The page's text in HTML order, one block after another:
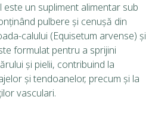
este un supliment alimentar sub
pulbere și cenușă din
calului (Equisetum arvense) și
formulat pentru a sprijini
și pielii, contribuind la
și tendoanelor, precum și la
vasculari.